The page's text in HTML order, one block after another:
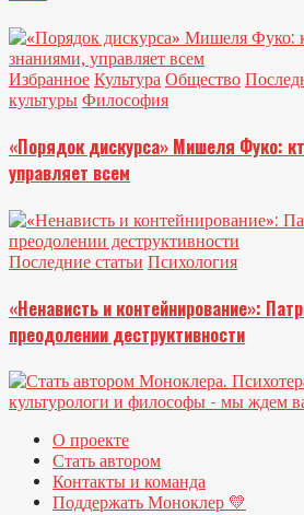
Избранное Культура Общество
культуры Философия
«Порядок дискурса» Мишеля Фуко:
управляет всем
Последние статьи Психология
«Ненависть и контейнирование»:
преодолении деструктивности
О проекте
Стать автором
Контакты и команда
Поддержать Моноклер 💛